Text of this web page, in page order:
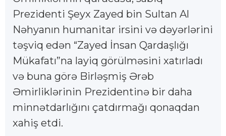
Prezidenti Şeyx Zayed bin Sultan Al
Nəhyanın humanitar irsini və dəyərlərini
təşviq edən “Zayed İnsan Qardaşlığı
Mükafatı”na layiq görülməsini xatırladı
və buna görə Birləşmiş Ərəb
Əmirliklərinin Prezidentinə bir daha
minnətdarlığını çatdırmağı qonaqdan
xahiş etdi.